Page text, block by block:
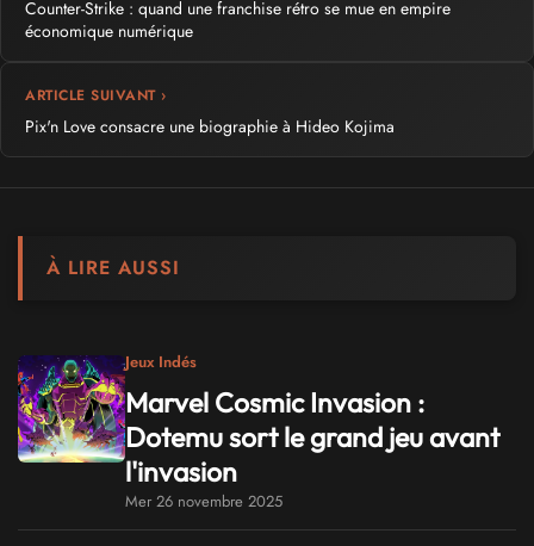
Counter-Strike : quand une franchise rétro se mue en empire
économique numérique
ARTICLE SUIVANT ›
Pix'n Love consacre une biographie à Hideo Kojima
À LIRE AUSSI
Jeux Indés
Marvel Cosmic Invasion :
Dotemu sort le grand jeu avant
l'invasion
Mer 26 novembre 2025